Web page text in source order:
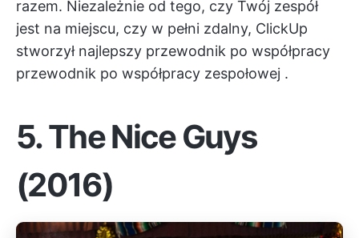
razem. Niezależnie od tego, czy Twój zespół
jest na miejscu, czy w pełni zdalny, ClickUp
stworzył najlepszy przewodnik po współpracy
przewodnik po współpracy zespołowej .
5.The Nice Guys
(2016)